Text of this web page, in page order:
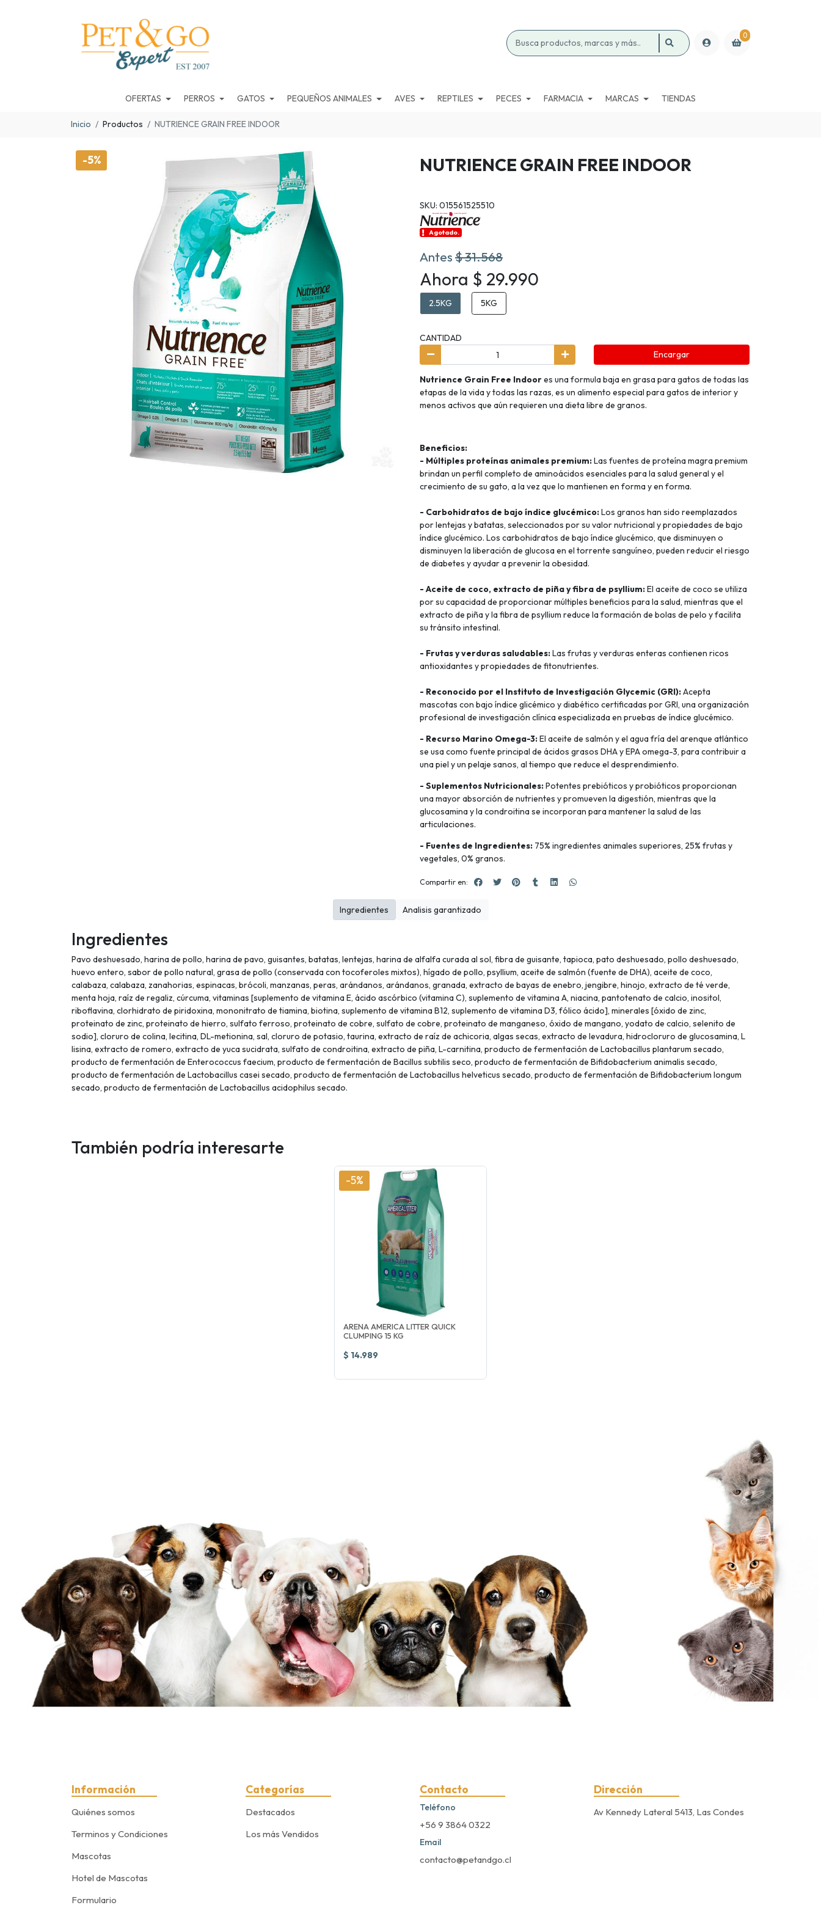
0
OFERTAS PERROS GATOS PEQUEÑOS ANIMALES AVES REPTILES PECES FARMACIA MARCAS TIENDAS
Inicio Productos NUTRIENCE GRAIN FREE INDOOR
-5% NUTRIENCE GRAIN FREE INDOOR
SKU: 015561525510
Agotado.
Antes$ 31.568
Ahora $ 29.990
2.5KG 5KG
CANTIDAD
Encargar
Nutrience Grain Free Indoores una formula baja en grasa para gatos de todas las
etapas de la vida y todas las razas, es un alimento especial para gatos de interior y
menos activos que aún requieren una dieta libre de granos.
Beneficios:
- Múltiples proteínas animales premium:Las fuentes de proteína magra premium
brindan un perfil completo de aminoácidos esenciales para la salud general y el
crecimiento de su gato, a la vez que lo mantienen en forma y en forma.
- Carbohidratos de bajo índice glucémico:Los granos han sido reemplazados
por lentejas y batatas, seleccionados por su valor nutricional y propiedades de bajo
índice glucémico. Los carbohidratos de bajo índice glucémico, que disminuyen o
disminuyen la liberación de glucosa en el torrente sanguíneo, pueden reducir el riesgo
de diabetes y ayudar a prevenir la obesidad.
- Aceite de coco, extracto de piña y fibra de psyllium:El aceite de coco se utiliza
por su capacidad de proporcionar múltiples beneficios para la salud, mientras que el
extracto de piña y la fibra de psyllium reduce la formación de bolas de pelo y facilita
su tránsito intestinal.
- Frutas y verduras saludables:Las frutas y verduras enteras contienen ricos
antioxidantes y propiedades de fitonutrientes.
- Reconocido por el Instituto de Investigación Glycemic (GRI):Acepta
mascotas con bajo índice glicémico y diabético certificadas por GRI, una organización
profesional de investigación clínica especializada en pruebas de índice glucémico.
- Recurso Marino Omega-3:El aceite de salmón y el agua fría del arenque atlántico
se usa como fuente principal de ácidos grasos DHA y EPA omega-3, para contribuir a
una piel y un pelaje sanos, al tiempo que reduce el desprendimiento.
- Suplementos Nutricionales:Potentes prebióticos y probióticos proporcionan
una mayor absorción de nutrientes y promueven la digestión, mientras que la
glucosamina y la condroitina se incorporan para mantener la salud de las
articulaciones.
- Fuentes de Ingredientes: 75% ingredientes animales superiores, 25% frutas y
vegetales, 0% granos.
Compartir en:
Ingredientes
Pavo deshuesado, harina de pollo, harina de pavo, guisantes, batatas, lentejas, harina de alfalfa curada al sol, fibra de guisante, tapioca, pato deshuesado, pollo deshuesado,
huevo entero, sabor de pollo natural, grasa de pollo (conservada con tocoferoles mixtos), hígado de pollo, psyllium, aceite de salmón (fuente de DHA), aceite de coco,
calabaza, calabaza, zanahorias, espinacas, brócoli, manzanas, peras, arándanos, arándanos, granada, extracto de bayas de enebro, jengibre, hinojo, extracto de té verde,
menta hoja, raíz de regaliz, cúrcuma, vitaminas [suplemento de vitamina E, ácido ascórbico (vitamina C), suplemento de vitamina A, niacina, pantotenato de calcio, inositol,
riboflavina, clorhidrato de piridoxina, mononitrato de tiamina, biotina, suplemento de vitamina B12, suplemento de vitamina D3, fólico ácido], minerales [óxido de zinc,
proteinato de zinc, proteinato de hierro, sulfato ferroso, proteinato de cobre, sulfato de cobre, proteinato de manganeso, óxido de mangano, yodato de calcio, selenito de
sodio], cloruro de colina, lecitina, DL-metionina, sal, cloruro de potasio, taurina, extracto de raíz de achicoria, algas secas, extracto de levadura, hidrocloruro de glucosamina, L
lisina, extracto de romero, extracto de yuca sucidrata, sulfato de condroitina, extracto de piña, L-carnitina, producto de fermentación de Lactobacillus plantarum secado,
producto de fermentación de Enterococcus faecium, producto de fermentación de Bacillus subtilis seco, producto de fermentación de Bifidobacterium animalis secado,
producto de fermentación de Lactobacillus casei secado, producto de fermentación de Lactobacillus helveticus secado, producto de fermentación de Bifidobacterium longum
secado, producto de fermentación de Lactobacillus acidophilus secado.
Ingredientes Analisis garantizado
También podría interesarte
-5%
ARENA AMERICA LITTER QUICK
CLUMPING 15 KG
$ 14.989
Información
Quiénes somos
Terminos y Condiciones
Mascotas
Hotel de Mascotas
Formulario
Categorías
Destacados
Los más Vendidos
Contacto
Teléfono
+56 9 3864 0322
Email
contacto@petandgo.cl
Dirección
Av Kennedy Lateral 5413, Las Condes